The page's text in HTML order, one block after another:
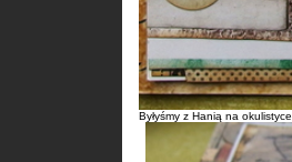
Byłyśmy z Hanią na okulistyce